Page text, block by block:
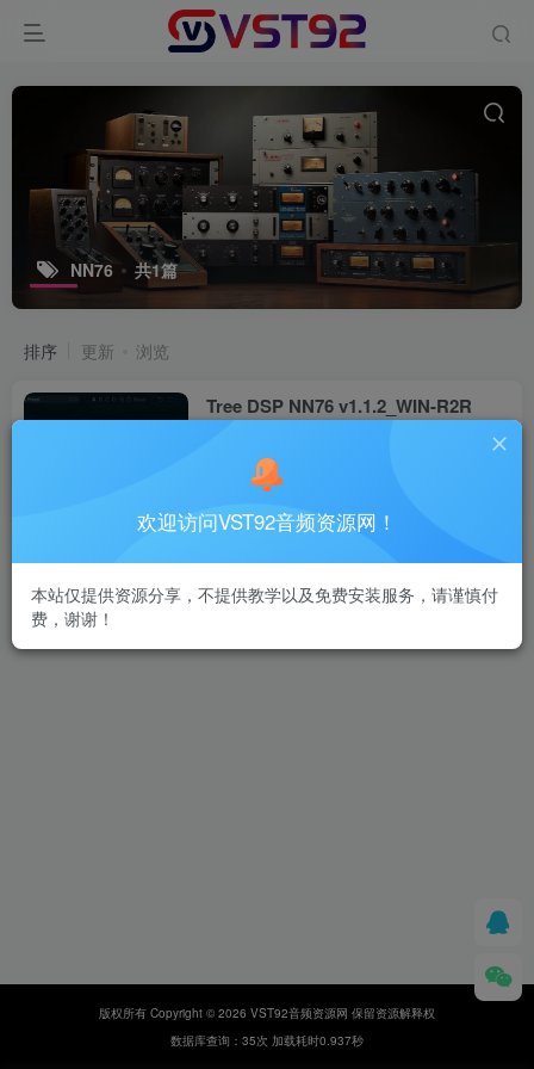
NN76 共1篇
排序 更新 浏览
Tree DSP NN76 v1.1.2_WIN-R2R
VST插件
3个月前
版权所有 Copyright © 2026 VST92音频资源网 保留资源解释权
数据库查询：35次 加载耗时0.937秒
欢迎访问VST92音频资源网！
本站仅提供资源分享，不提供教学以及免费安装服务，请谨慎付
费，谢谢！